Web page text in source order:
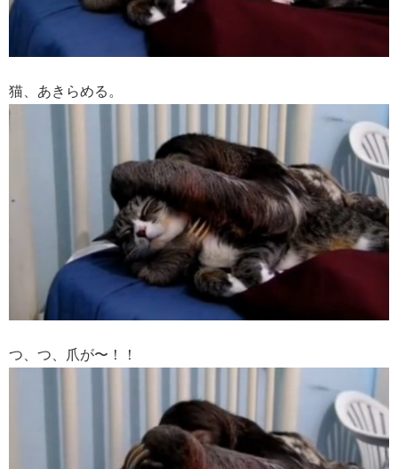
猫、あきらめる。
つ、つ、爪が〜！！